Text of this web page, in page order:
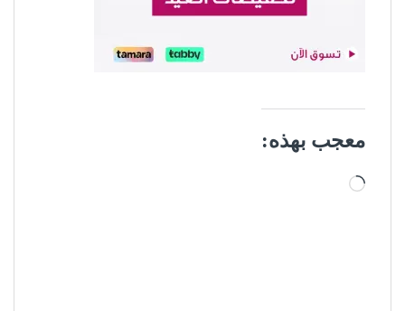
معجب بهذه:
جاري التحميل…